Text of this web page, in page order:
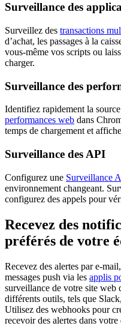
Surveillance des
Surveillez des transactions
d’achat, les passages à la
vous-même vos scripts ou
charger.
Surveillance des
Identifiez rapidement la
performances web dans
temps de chargement et
Surveillance des API
Configurez une Surveillance
environnement changeant.
configurez des appels pour
Recevez des
préférés de votre
Recevez des alertes par e-
messages push via les applis
surveillance de votre site web
différents outils, tels que
Utilisez des webhooks pour
recevoir des alertes dans